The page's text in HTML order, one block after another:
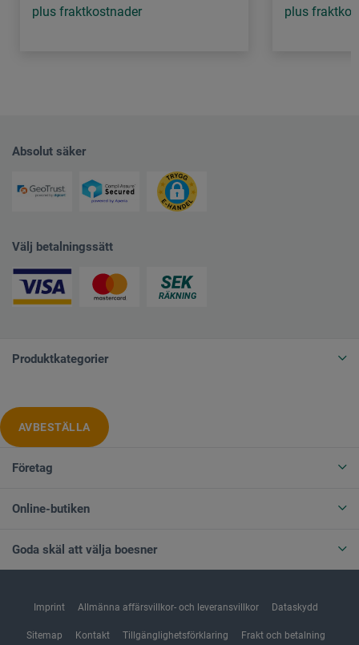
plus fraktkostnader plus
Absolut säker
Välj betalningssätt
Produktkategorier
AVBESTÄLLA
Företag
Online-butiken
Goda skäl att välja boesner
Imprint Allmänna affärsvillkor- och leveransvillkor Dataskydd
Sitemap Kontakt Tillgänglighetsförklaring Frakt och betalning